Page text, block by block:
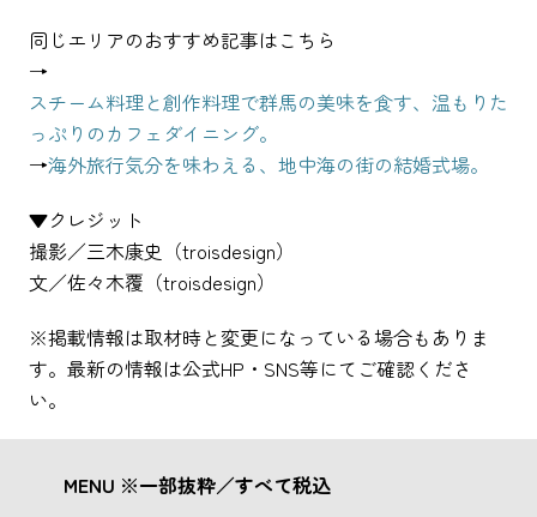
同じエリアのおすすめ記事はこちら
→
スチーム料理と創作料理で群馬の美味を食す、温もりた
っぷりのカフェダイニング。
→海外旅行気分を味わえる、地中海の街の結婚式場。
▼クレジット
撮影／三木康史（troisdesign）
文／佐々木覆（troisdesign）
※掲載情報は取材時と変更になっている場合もありま
す。最新の情報は公式HP・SNS等にてご確認くださ
い。
MENU ※一部抜粋／すべて税込